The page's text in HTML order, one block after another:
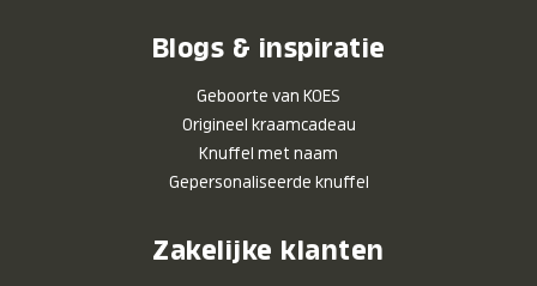
Blogs & inspiratie
Geboorte van KOES
Origineel kraamcadeau
Knuffel met naam
Gepersonaliseerde knuffel
Zakelijke klanten